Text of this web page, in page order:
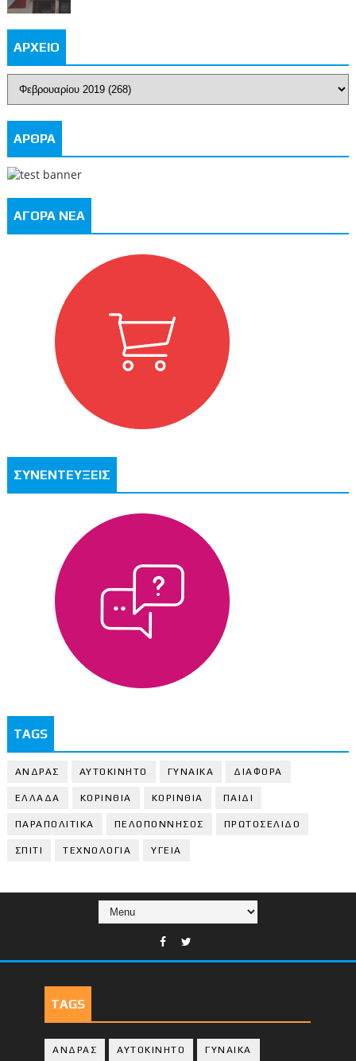
ΑΡΧΕΙΟ
ΑΡΘΡΑ
ΑΓΟΡΑ ΝΕΑ
ΣΥΝΕΝΤΕΥΞΕΙΣ
TAGS
ΑΝΔΡΑΣ ΑΥΤΟΚΙΝΗΤΟ ΓΥΝΑΙΚΑ ΔΙΑΦΟΡΑ
ΕΛΛΑΔΑ ΚΟΡΙΝΘΙΑ ΚΟΡΙΝΘΙA ΠΑΙΔΙ
ΠΑΡΑΠΟΛΙΤΙΚΑ ΠΕΛΟΠΟΝΝΗΣΟΣ ΠΡΩΤΟΣΕΛΙΔΟ
ΣΠΙΤΙ ΤΕΧΝΟΛΟΓΙΑ ΥΓΕΙΑ
TAGS
ΑΝΔΡΑΣ ΑΥΤΟΚΙΝΗΤΟ ΓΥΝΑΙΚΑ